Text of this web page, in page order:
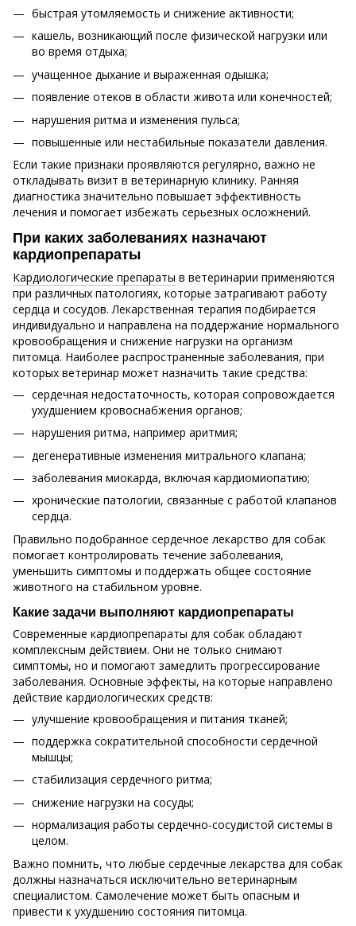
быстрая утомляемость и снижение активности;
кашель, возникающий после физической нагрузки или
во время отдыха;
учащенное дыхание и выраженная одышка;
появление отеков в области живота или конечностей;
нарушения ритма и изменения пульса;
повышенные или нестабильные показатели давления.
Если такие признаки проявляются регулярно, важно не
откладывать визит в ветеринарную клинику. Ранняя
диагностика значительно повышает эффективность
лечения и помогает избежать серьезных осложнений.
При каких заболеваниях назначают
кардиопрепараты
Кардиологические препараты в ветеринарии применяются
при различных патологиях, которые затрагивают работу
сердца и сосудов. Лекарственная терапия подбирается
индивидуально и направлена на поддержание нормального
кровообращения и снижение нагрузки на организм
питомца. Наиболее распространенные заболевания, при
которых ветеринар может назначить такие средства:
сердечная недостаточность, которая сопровождается
ухудшением кровоснабжения органов;
нарушения ритма, например аритмия;
дегенеративные изменения митрального клапана;
заболевания миокарда, включая кардиомиопатию;
хронические патологии, связанные с работой клапанов
сердца.
Правильно подобранное сердечное лекарство для собак
помогает контролировать течение заболевания,
уменьшить симптомы и поддержать общее состояние
животного на стабильном уровне.
Какие задачи выполняют кардиопрепараты
Современные кардиопрепараты для собак обладают
комплексным действием. Они не только снимают
симптомы, но и помогают замедлить прогрессирование
заболевания. Основные эффекты, на которые направлено
действие кардиологических средств:
улучшение кровообращения и питания тканей;
поддержка сократительной способности сердечной
мышцы;
стабилизация сердечного ритма;
снижение нагрузки на сосуды;
нормализация работы сердечно-сосудистой системы в
целом.
Важно помнить, что любые сердечные лекарства для собак
должны назначаться исключительно ветеринарным
специалистом. Самолечение может быть опасным и
привести к ухудшению состояния питомца.